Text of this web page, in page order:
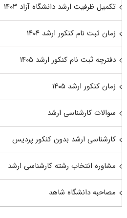
تکمیل ظرفیت ارشد دانشگاه آزاد ۱۴۰۳
زمان ثبت نام کنکور ارشد ۱۴۰۴
دفترچه ثبت نام کنکور ارشد ۱۴۰۵
زمان کنکور ارشد ۱۴۰۵
سوالات کارشناسی ارشد
کارشناسی ارشد بدون کنکور پردیس
مشاوره انتخاب رشته کارشناسی ارشد
مصاحبه دانشگاه شاهد